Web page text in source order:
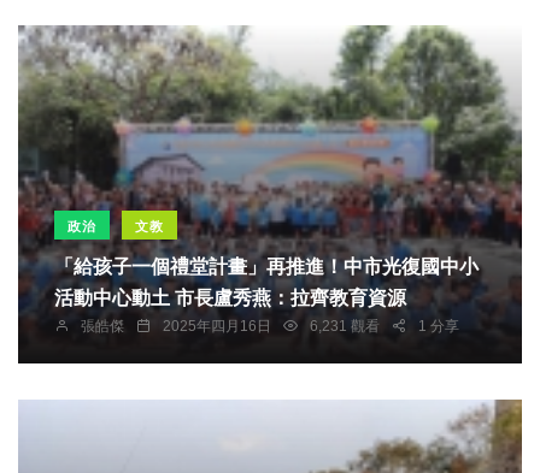
政治 文教
「給孩子一個禮堂計畫」再推進！中市光復國中小
活動中心動土 市長盧秀燕：拉齊教育資源
張皓傑 2025年四月16日 6,231 觀看 1 分享